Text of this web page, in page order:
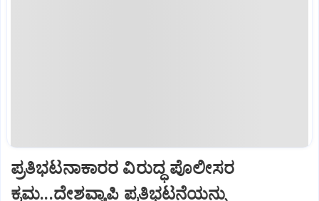
ಪ್ರತಿಭಟನಾಕಾರರ ವಿರುದ್ಧ ಪೊಲೀಸರ
ಕ್ರಮ...ದೇಶವ್ಯಾಪಿ ಪ್ರತಿಭಟನೆಯನ್ನು